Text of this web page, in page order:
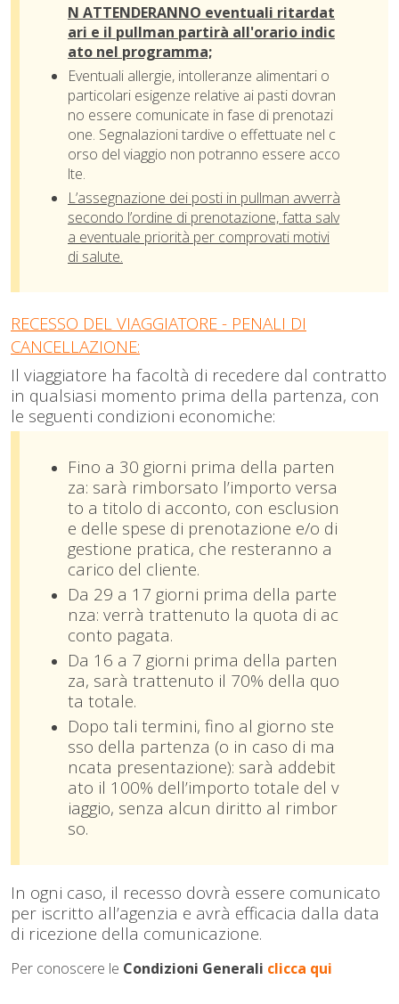
N ATTENDERANNO eventuali ritardat
ari e il pullman partirà all'orario indic
ato nel programma;
Eventuali allergie, intolleranze alimentari o
particolari esigenze relative ai pasti dovran
no essere comunicate in fase di prenotazi
one. Segnalazioni tardive o effettuate nel c
orso del viaggio non potranno essere acco
lte.
L’assegnazione dei posti in pullman avverrà
secondo l’ordine di prenotazione, fatta salv
a eventuale priorità per comprovati motivi
di salute.
RECESSO DEL VIAGGIATORE - PENALI DI
CANCELLAZIONE:
Il viaggiatore ha facoltà di recedere dal contratto
in qualsiasi momento prima della partenza, con
le seguenti condizioni economiche:
Fino a 30 giorni prima della parten
za: sarà rimborsato l’importo versa
to a titolo di acconto, con esclusion
e delle spese di prenotazione e/o di
gestione pratica, che resteranno a
carico del cliente.
Da 29 a 17 giorni prima della parte
nza: verrà trattenuto la quota di ac
conto pagata.
Da 16 a 7 giorni prima della parten
za, sarà trattenuto il 70% della quo
ta totale.
Dopo tali termini, fino al giorno ste
sso della partenza (o in caso di ma
ncata presentazione): sarà addebit
ato il 100% dell’importo totale del v
iaggio, senza alcun diritto al rimbor
so.
In ogni caso, il recesso dovrà essere comunicato
per iscritto all’agenzia e avrà efficacia dalla data
di ricezione della comunicazione.
Per conoscere le Condizioni Generali clicca qui